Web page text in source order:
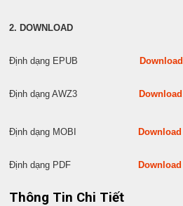
2. DOWNLOAD
Định dạng EPUBDownload
Định dạng AWZ3Download
Định dạng MOBIDownload
Định dạng PDFDownload
Thông Tin Chi Tiết